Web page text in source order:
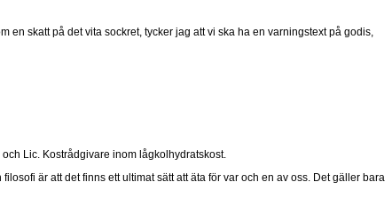
en skatt på det vita sockret, tycker jag att vi ska ha en varningstext på godis,
Lic. Kostrådgivare inom lågkolhydratskost.
är att det finns ett ultimat sätt att äta för var och en av oss. Det gäller bara